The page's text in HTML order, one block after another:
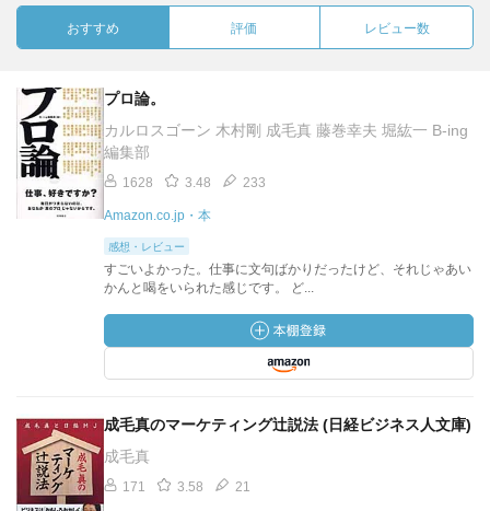
おすすめ 評価 レビュー数
プロ論。
カルロスゴーン 木村剛 成毛真 藤巻幸夫 堀紘一 B‐ing
編集部
1628 3.48 233
Amazon.co.jp・本
感想・レビュー
すごいよかった。仕事に文句ばかりだったけど、それじゃあい
かんと喝をいられた感じです。 ど...
成毛真のマーケティング辻説法 (日経ビジネス人文庫)
成毛真
171 3.58 21